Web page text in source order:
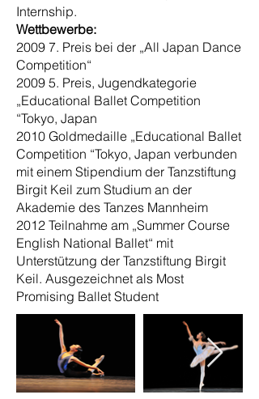
Internship.
Wettbewerbe:
2009 7. Preis bei der „All Japan Dance
Competition“
2009 5. Preis, Jugendkategorie
„Educational Ballet Competition
“Tokyo, Japan
2010 Goldmedaille „Educational Ballet
Competition “Tokyo, Japan verbunden
mit einem Stipendium der Tanzstiftung
Birgit Keil zum Studium an der
Akademie des Tanzes Mannheim
2012 Teilnahme am „Summer Course
English National Ballet“ mit
Unterstützung der Tanzstiftung Birgit
Keil. Ausgezeichnet als Most
Promising Ballet Student